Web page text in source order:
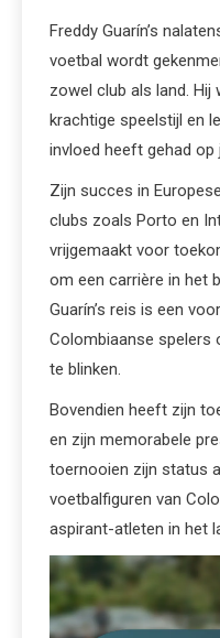
Freddy Guarín’s
voetbal wordt
zowel club als land.
krachtige speelstijl en
invloed heeft gehad op
Zijn succes in
clubs zoals Porto en
vrijgemaakt voor
om een carrière in het
Guarín’s reis is een
Colombiaanse spelers
te blinken.
Bovendien heeft zijn
en zijn memorabele
toernooien zijn status
voetbalfiguren van
aspirant-atleten in het